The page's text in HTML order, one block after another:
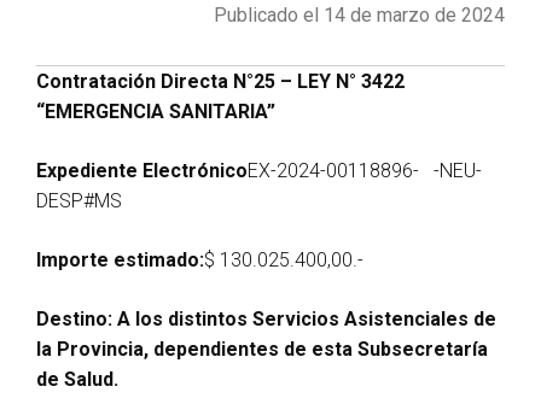
Publicado el 14 de marzo de 2024
Contratación Directa N°25 – LEY N° 3422
“EMERGENCIA SANITARIA”
Expediente ElectrónicoEX-2024-00118896- -NEU-
DESP#MS
Importe estimado:$ 130.025.400,00.-
Destino: A los distintos Servicios Asistenciales de
la Provincia, dependientes de esta Subsecretaría
de Salud.